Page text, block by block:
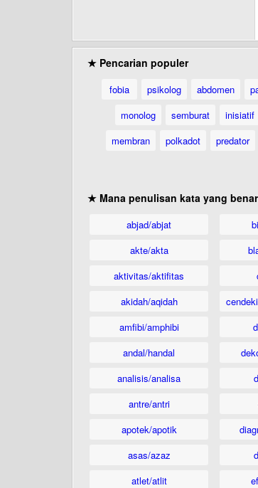
★ Pencarian populer
fobia psikolog abdomen
monolog
semburat inisiatif
membran
polkadot predator
★ Mana penulisan kata yang
abjad/abjat
akte/akta
aktivitas/aktifitas
akidah/aqidah
amfibi/amphibi
andal/handal
analisis/analisa
antre/antri
apotek/apotik
asas/azaz
atlet/atlit